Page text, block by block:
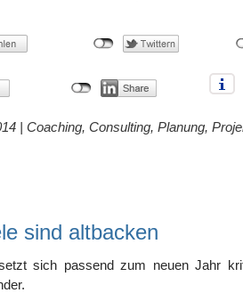
| Coaching, Consulting, Planung,
sind altbacken
sich passend zum neuen Jahr